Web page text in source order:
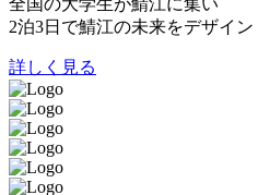
2泊3日で鯖江の未来をデザイン
詳しく見る